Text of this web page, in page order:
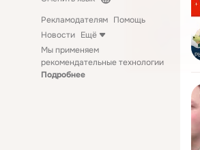
Рекламодателям Помощь
Новости Ещё
Мы применяем
рекомендательные технологии
Подробнее